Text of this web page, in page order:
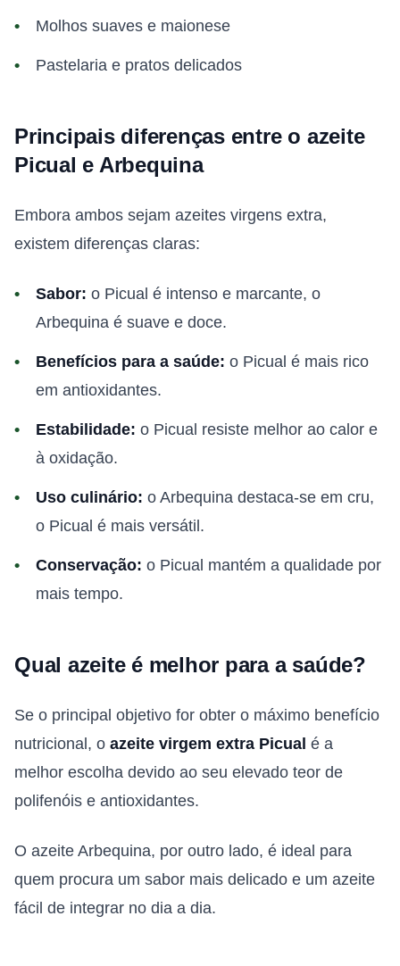
Molhos suaves e maionese
Pastelaria e pratos delicados
Principais diferenças entre o azeite
Picual e Arbequina
Embora ambos sejam azeites virgens extra,
existem diferenças claras:
Sabor: o Picual é intenso e marcante, o
Arbequina é suave e doce.
Benefícios para a saúde: o Picual é mais rico
em antioxidantes.
Estabilidade: o Picual resiste melhor ao calor e
à oxidação.
Uso culinário: o Arbequina destaca-se em cru,
o Picual é mais versátil.
Conservação: o Picual mantém a qualidade por
mais tempo.
Qual azeite é melhor para a saúde?
Se o principal objetivo for obter o máximo benefício
nutricional, o azeite virgem extra Picual é a
melhor escolha devido ao seu elevado teor de
polifenóis e antioxidantes.
O azeite Arbequina, por outro lado, é ideal para
quem procura um sabor mais delicado e um azeite
fácil de integrar no dia a dia.